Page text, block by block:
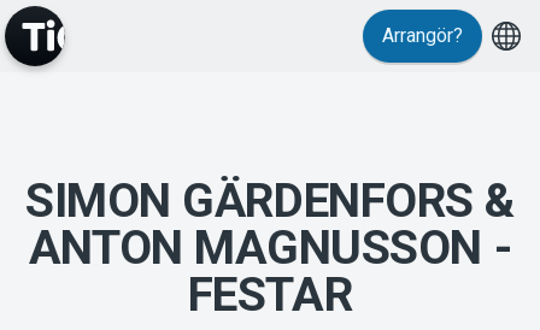
Evenemang
MyTickster
Arrangör?
SIMON GÄRDENFORS &
ANTON MAGNUSSON -
FESTAR